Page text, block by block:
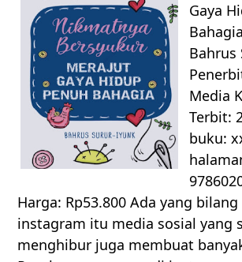
Gaya
Bahrus
Media
Terbit:
buku:
Harga: Rp53.800 Ada yang
instagram itu media sosial yang
menghibur juga membuat